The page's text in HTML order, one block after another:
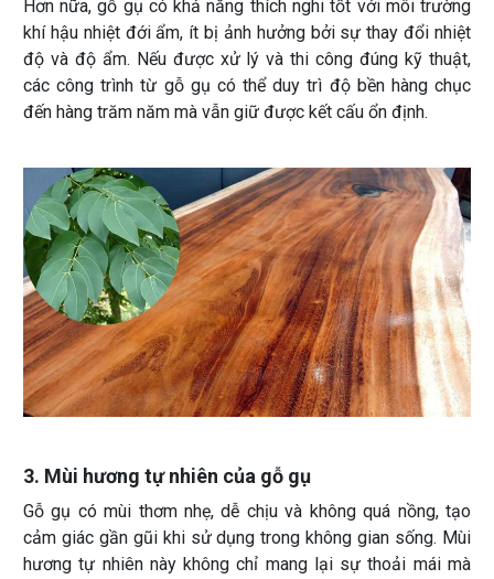
Hơn nữa, gỗ gụ có khả năng thích nghi tốt với môi trường
khí hậu nhiệt đới ẩm, ít bị ảnh hưởng bởi sự thay đổi nhiệt
độ và độ ẩm. Nếu được xử lý và thi công đúng kỹ thuật,
các công trình từ gỗ gụ có thể duy trì độ bền hàng chục
đến hàng trăm năm mà vẫn giữ được kết cấu ổn định.
3. Mùi hương tự nhiên của gỗ gụ
Gỗ gụ có mùi thơm nhẹ, dễ chịu và không quá nồng, tạo
cảm giác gần gũi khi sử dụng trong không gian sống. Mùi
hương tự nhiên này không chỉ mang lại sự thoải mái mà